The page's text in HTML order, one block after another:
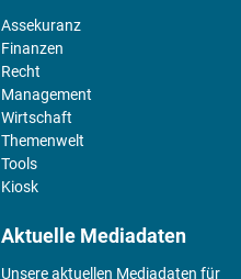
Assekuranz
Finanzen
Recht
Management
Wirtschaft
Themenwelt
Tools
Kiosk
Aktuelle Mediadaten
Unsere aktuellen Mediadaten für